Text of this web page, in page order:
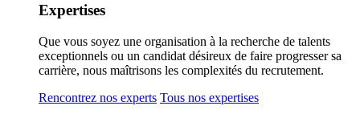
Expertises
Que vous soyez une organisation à la recherche de talents
exceptionnels ou un candidat désireux de faire progresser sa
carrière, nous maîtrisons les complexités du recrutement.
Rencontrez nos experts Tous nos expertises